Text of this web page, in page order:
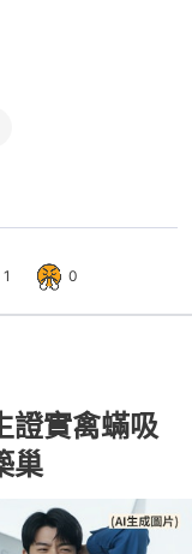
1 0
證實禽蟎吸
巢